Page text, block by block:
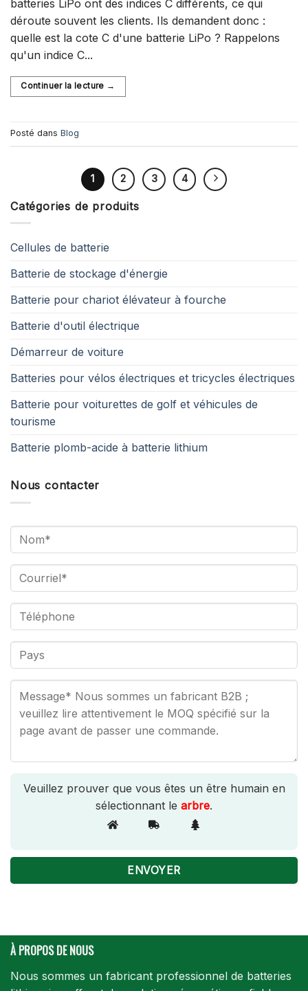
Catégories de produits
Cellules de batterie
Batterie de stockage d'énergie
Batterie pour chariot élévateur à fourche
Batterie d'outil électrique
Démarreur de voiture
Batteries pour vélos électriques et tricycles électriques
Batterie pour voiturettes de golf et véhicules de
tourisme
Batterie plomb-acide à batterie lithium
Nous contacter
Veuillez prouver que vous êtes un être humain en
sélectionnant le arbre.
batteries LiPo ont des indices C différents, ce qui
déroute souvent les clients. Ils demandent donc :
quelle est la cote C d'une batterie LiPo ? Rappelons
qu'un indice C...
Continuer la lecture →
Posté dans Blog
1 2 3 4
À PROPOS DE NOUS
Nous sommes un fabricant professionnel de batteries